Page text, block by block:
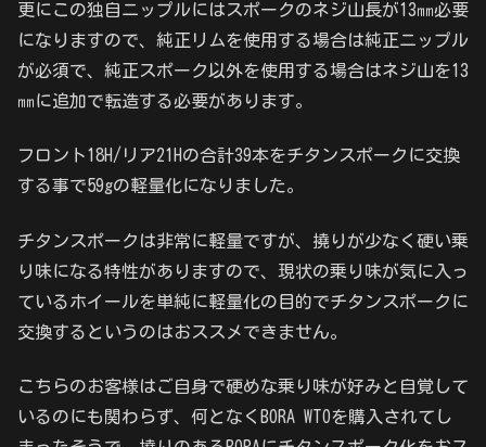
更にこの独自ニップルにはスポークのネジ山長が13㎜必要
になりますので、純正リムを使用する場合は純正ニップル
が必須で、純正スポーク以外を使用する場合はネジ山を13
㎜に追加で転造する必要があります。
フロント18H/リア21Hの合計39本をチタンスポークに交換
する事で59gの軽量化になりました。
チタンスポークは非常に軽量ですが、撓りが少なく硬い乗
り味になる特性がありますので、現状の乗り味が気に入っ
ているホイールを単純に軽量化の目的でチタンスポークに
交換するというのはおススメできません。
こちらのお客様はご自身で硬めな乗り味が好みと自覚して
いるのにも関わらず、何となくBORA WTOを購入されてし